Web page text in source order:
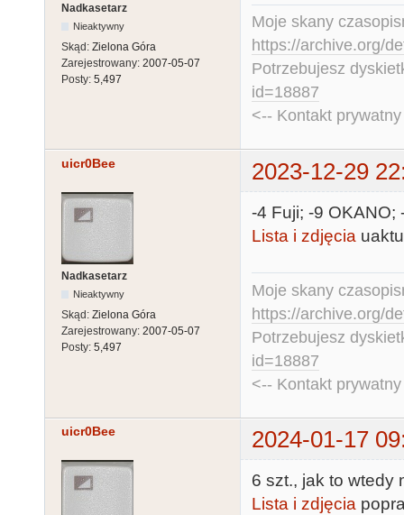
Nadkasetarz
Nieaktywny
Skąd: Zielona Góra
Zarejestrowany: 2007-05-07
Posty: 5,497
Moje skany
https://archive.org/
Potrzebujesz
id=18887
<-- Kontakt
uicr0Bee 2023-12-29
Nadkasetarz
Nieaktywny
Skąd: Zielona Góra
Zarejestrowany: 2007-05-07
Posty: 5,497
-4 Fuji; -9 OKANO;
Lista i zdjęcia
Moje skany
https://archive.org/
Potrzebujesz
id=18887
<-- Kontakt
uicr0Bee 2024-01-17
6 szt., jak to wtedy
Lista i zdjęcia